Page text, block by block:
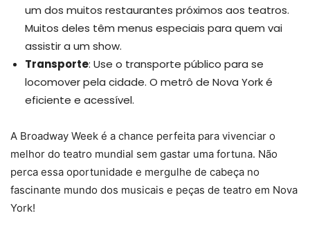
um dos muitos restaurantes próximos aos teatros.
Muitos deles têm menus especiais para quem vai
assistir a um show.
Transporte: Use o transporte público para se
locomover pela cidade. O metrô de Nova York é
eficiente e acessível.
A Broadway Week é a chance perfeita para vivenciar o
melhor do teatro mundial sem gastar uma fortuna. Não
perca essa oportunidade e mergulhe de cabeça no
fascinante mundo dos musicais e peças de teatro em Nova
York!